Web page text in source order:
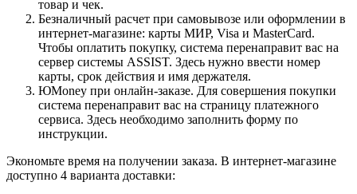
товар и чек.
Безналичный расчет при самовывозе или оформлении в
интернет-магазине: карты МИР, Visa и MasterCard.
Чтобы оплатить покупку, система перенаправит вас на
сервер системы ASSIST. Здесь нужно ввести номер
карты, срок действия и имя держателя.
ЮMoney при онлайн-заказе. Для совершения покупки
система перенаправит вас на страницу платежного
сервиса. Здесь необходимо заполнить форму по
инструкции.
Экономьте время на получении заказа. В интернет-магазине
доступно 4 варианта доставки: